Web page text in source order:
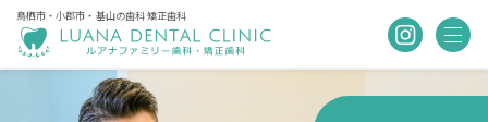
鳥栖市・小郡市・基山の歯科 矯正歯科